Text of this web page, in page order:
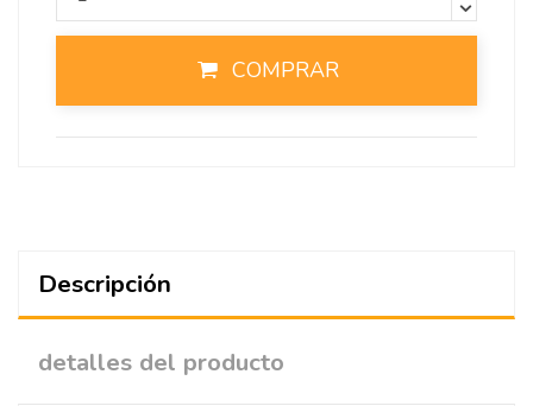
COMPRAR
Descripción
detalles del producto